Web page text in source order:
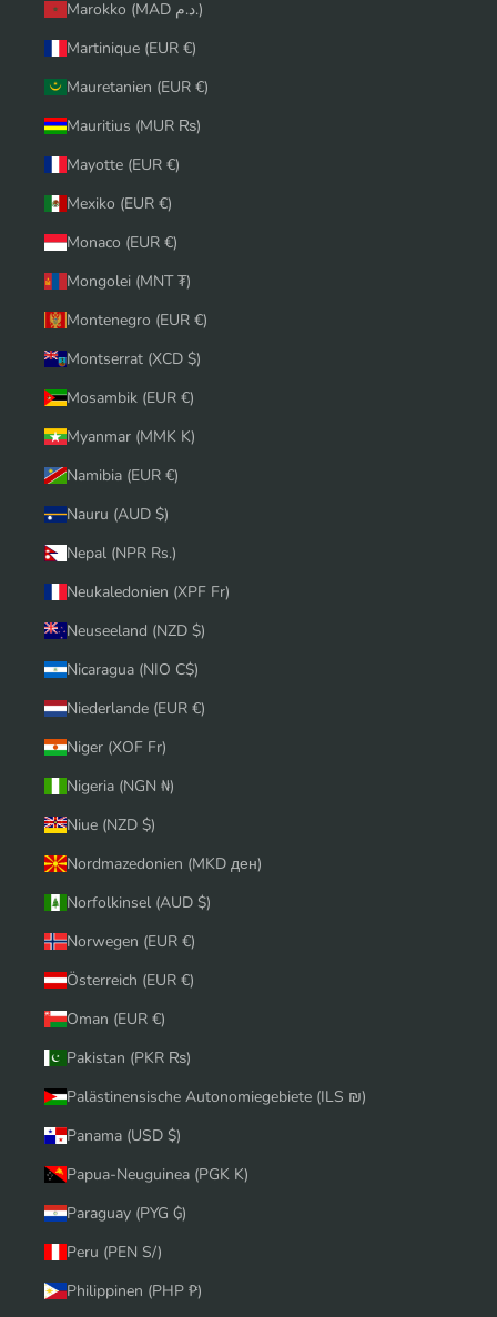
Marokko (MAD د.م.)
Martinique (EUR €)
Mauretanien (EUR €)
Mauritius (MUR ₨)
Mayotte (EUR €)
Mexiko (EUR €)
Monaco (EUR €)
Mongolei (MNT ₮)
Montenegro (EUR €)
Montserrat (XCD $)
Mosambik (EUR €)
Myanmar (MMK K)
Namibia (EUR €)
Nauru (AUD $)
Nepal (NPR Rs.)
Neukaledonien (XPF Fr)
Neuseeland (NZD $)
Nicaragua (NIO C$)
Niederlande (EUR €)
Niger (XOF Fr)
Nigeria (NGN ₦)
Niue (NZD $)
Nordmazedonien (MKD ден)
Norfolkinsel (AUD $)
Norwegen (EUR €)
Österreich (EUR €)
Oman (EUR €)
Pakistan (PKR ₨)
Palästinensische Autonomiegebiete (ILS ₪)
Panama (USD $)
Papua-Neuguinea (PGK K)
Paraguay (PYG ₲)
Peru (PEN S/)
Philippinen (PHP ₱)